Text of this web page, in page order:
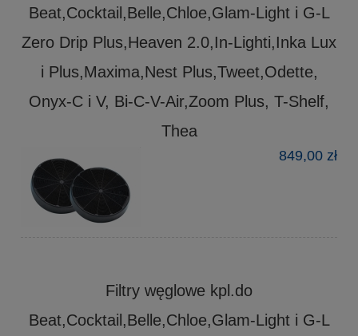
Beat,Cocktail,Belle,Chloe,Glam-Light i G-L
Zero Drip Plus,Heaven 2.0,In-Lighti,Inka Lux
i Plus,Maxima,Nest Plus,Tweet,Odette,
Onyx-C i V, Bi-C-V-Air,Zoom Plus, T-Shelf,
Thea
849,00 zł
Filtry węglowe kpl.do
Beat,Cocktail,Belle,Chloe,Glam-Light i G-L